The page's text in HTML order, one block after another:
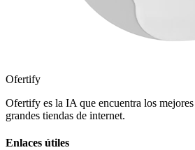
Ofertify
Ofertify es la IA que encuentra los mejores
grandes tiendas de internet.
Enlaces útiles